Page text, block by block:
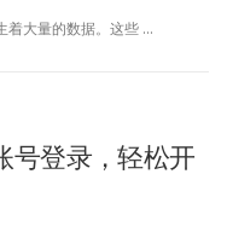
着大量的数据。这些 …
号登录，轻松开